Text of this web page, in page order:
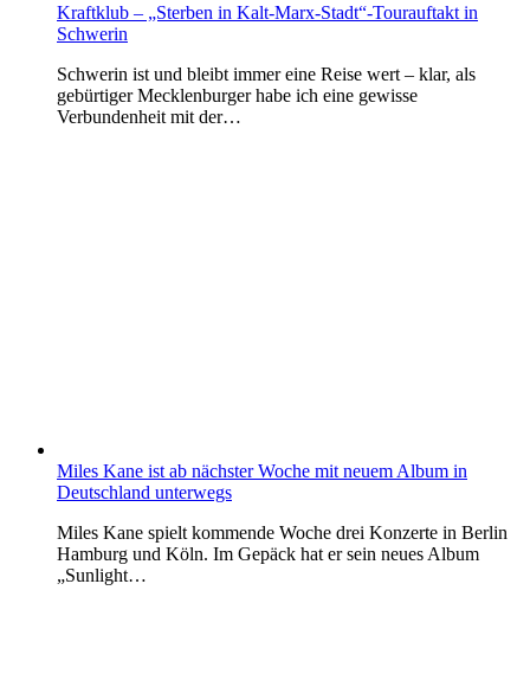
Kraftklub – „Sterben in Kalt-Marx-Stadt“-Tourauftakt in
Schwerin
Schwerin ist und bleibt immer eine Reise wert – klar, als
gebürtiger Mecklenburger habe ich eine gewisse
Verbundenheit mit der…
Miles Kane ist ab nächster Woche mit neuem Album in
Deutschland unterwegs
Miles Kane spielt kommende Woche drei Konzerte in Berlin
Hamburg und Köln. Im Gepäck hat er sein neues Album
„Sunlight…